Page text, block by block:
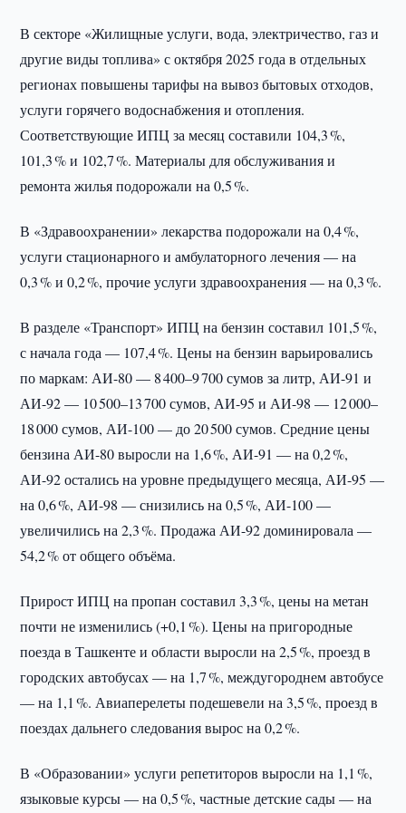
В секторе «Жилищные услуги, вода, электричество, газ и
другие виды топлива» с октября 2025 года в отдельных
регионах повышены тарифы на вывоз бытовых отходов,
услуги горячего водоснабжения и отопления.
Соответствующие ИПЦ за месяц составили 104,3 %,
101,3 % и 102,7 %. Материалы для обслуживания и
ремонта жилья подорожали на 0,5 %.
В «Здравоохранении» лекарства подорожали на 0,4 %,
услуги стационарного и амбулаторного лечения — на
0,3 % и 0,2 %, прочие услуги здравоохранения — на 0,3 %.
В разделе «Транспорт» ИПЦ на бензин составил 101,5 %,
с начала года — 107,4 %. Цены на бензин варьировались
по маркам: АИ-80 — 8 400–9 700 сумов за литр, АИ-91 и
АИ-92 — 10 500–13 700 сумов, АИ-95 и АИ-98 — 12 000–
18 000 сумов, АИ-100 — до 20 500 сумов. Средние цены
бензина АИ-80 выросли на 1,6 %, АИ-91 — на 0,2 %,
АИ-92 остались на уровне предыдущего месяца, АИ-95 —
на 0,6 %, АИ-98 — снизились на 0,5 %, АИ-100 —
увеличились на 2,3 %. Продажа АИ-92 доминировала —
54,2 % от общего объёма.
Прирост ИПЦ на пропан составил 3,3 %, цены на метан
почти не изменились (+0,1 %). Цены на пригородные
поезда в Ташкенте и области выросли на 2,5 %, проезд в
городских автобусах — на 1,7 %, междугороднем автобусе
— на 1,1 %. Авиаперелеты подешевели на 3,5 %, проезд в
поездах дальнего следования вырос на 0,2 %.
В «Образовании» услуги репетиторов выросли на 1,1 %,
языковые курсы — на 0,5 %, частные детские сады — на